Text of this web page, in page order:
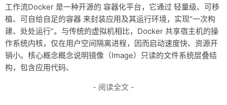
工作流Docker 是一种开源的 容器化平台，它通过 轻量级、可移
植、可自给自足的容器 来封装应用及其运行环境，实现“一次构
建、处处运行”。与传统的虚拟机相比，Docker 共享宿主机的操
作系统内核，仅在用户空间隔离进程，因而启动速度快、资源开
销小。核心概念概念说明镜像（Image）只读的文件系统层叠结
构，包含应用代码、
- 阅读全文 -